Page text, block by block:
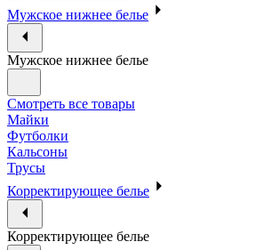
Мужское нижнее белье
Мужское нижнее белье
Смотреть все товары
Майки
Футболки
Кальсоны
Трусы
Корректирующее белье
Корректирующее белье